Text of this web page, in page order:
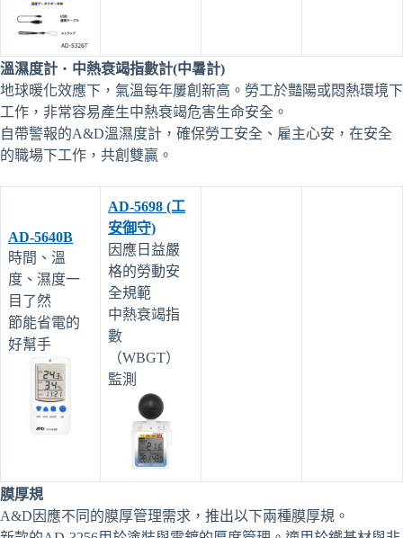
溫濕度計 ・ 中熱衰竭指數計(中暑計)
地球暖化效應下，氣溫每年屢創新高。勞工於豔陽或悶熱環境下
工作，非常容易產生中熱衰竭危害生命安全。
自帶警報的A&D溫濕度計，確保勞工安全、雇主心安，在安全
的職場下工作，共創雙贏。
AD-5640B
時間、溫
度、濕度一
目了然
節能省電的
好幫手
AD-5698 (工
安御守)
因應日益嚴
格的勞動安
全規範
中熱衰竭指
數
（WBGT）
監測
膜厚規
A&D因應不同的膜厚管理需求，推出以下兩種膜厚規。